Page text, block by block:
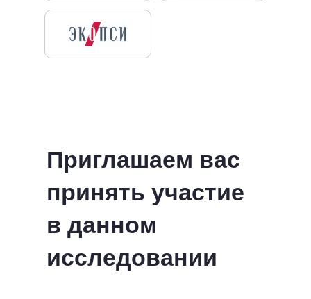
Приглашаем вас
принять участие
в данном
исследовании